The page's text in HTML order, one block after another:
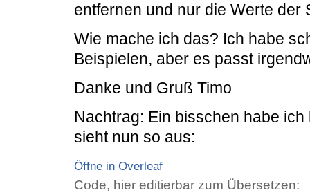
entfernen und nur die Werte der
Wie mache ich das? Ich habe
Beispielen, aber es passt
Danke und Gruß Timo
Nachtrag: Ein bisschen habe
sieht nun so aus:
Öffne in Overleaf
Code, hier editierbar zum Übersetzen: